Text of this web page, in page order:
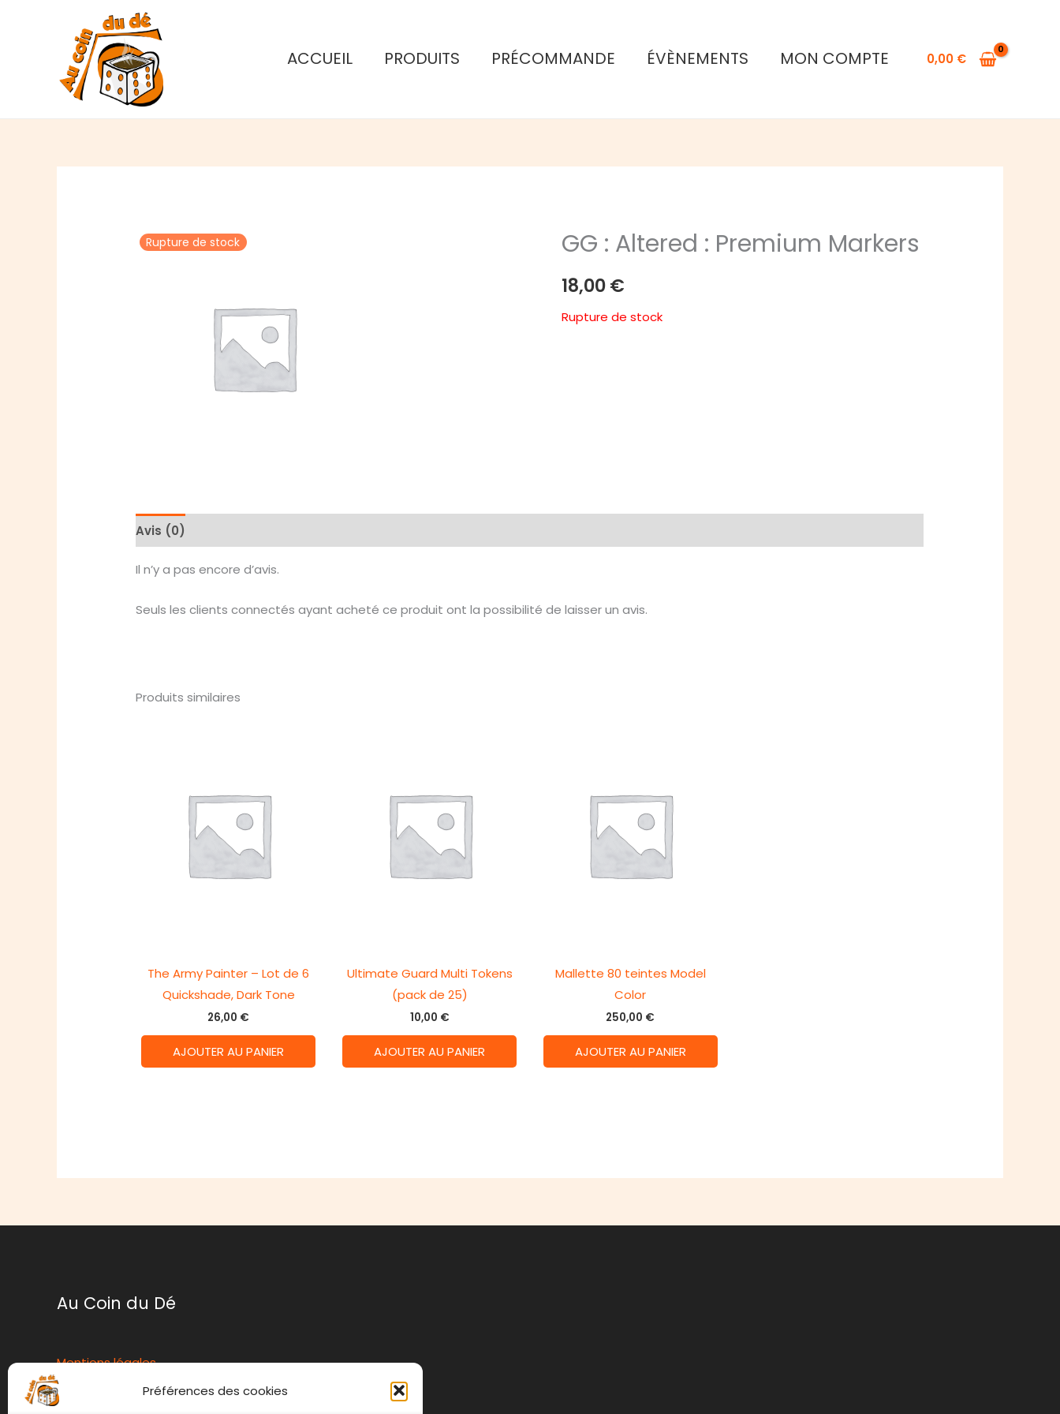
Préférences des cookies
ACCUEIL PRODUITS PRÉCOMMANDE ÉVÈNEMENTS MON COMPTE 0,00 €
Rupture de stock GG : Altered : Premium Markers
18,00€
Rupture de stock
Avis (0)
Il n’y a pas encore d’avis.
Seuls les clients connectés ayant acheté ce produit ont la possibilité de laisser un avis.
Produits similaires
The Army Painter – Lot de 6
Quickshade, Dark Tone
26,00 €
AJOUTER AU PANIER
Ultimate Guard Multi Tokens
(pack de 25)
10,00 €
AJOUTER AU PANIER
Mallette 80 teintes Model
Color
250,00 €
AJOUTER AU PANIER
Au Coin du Dé
Mentions légales
Conditions générales de ventes
Politique de retour